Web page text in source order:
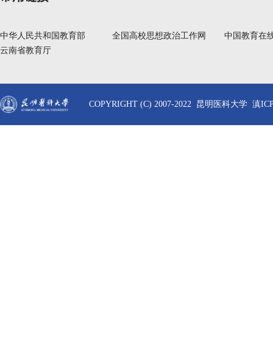
中华人民共和国教育部 全国高校思想政治工作网
中国教育在
云南省教育厅
COPYRIGHT (C) 2007-2022 昆明医科大学 滇